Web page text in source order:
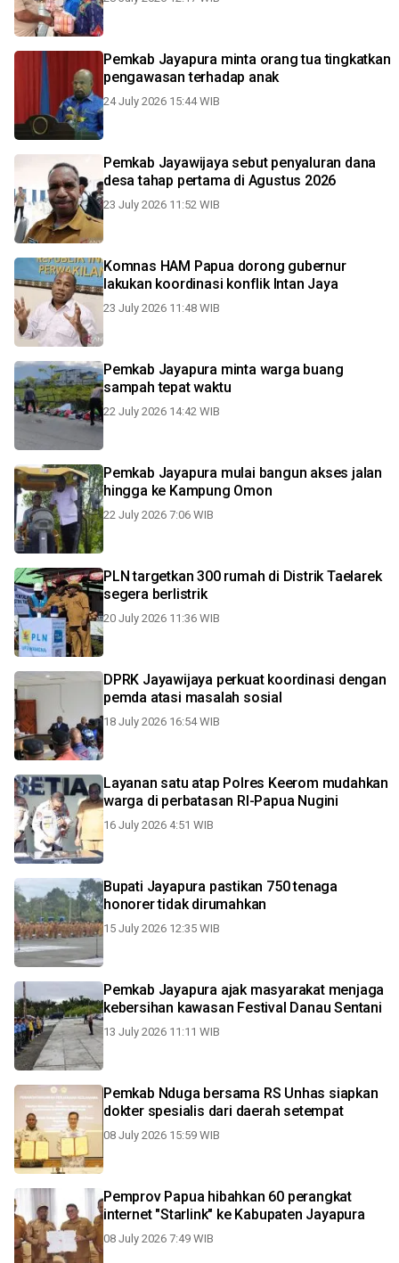
Pemkab Jayapura minta orang tua tingkatkan
pengawasan terhadap anak
24 July 2026 15:44 WIB
Pemkab Jayawijaya sebut penyaluran dana
desa tahap pertama di Agustus 2026
23 July 2026 11:52 WIB
Komnas HAM Papua dorong gubernur
lakukan koordinasi konflik Intan Jaya
23 July 2026 11:48 WIB
Pemkab Jayapura minta warga buang
sampah tepat waktu
22 July 2026 14:42 WIB
Pemkab Jayapura mulai bangun akses jalan
hingga ke Kampung Omon
22 July 2026 7:06 WIB
PLN targetkan 300 rumah di Distrik Taelarek
segera berlistrik
20 July 2026 11:36 WIB
DPRK Jayawijaya perkuat koordinasi dengan
pemda atasi masalah sosial
18 July 2026 16:54 WIB
Layanan satu atap Polres Keerom mudahkan
warga di perbatasan RI-Papua Nugini
16 July 2026 4:51 WIB
Bupati Jayapura pastikan 750 tenaga
honorer tidak dirumahkan
15 July 2026 12:35 WIB
Pemkab Jayapura ajak masyarakat menjaga
kebersihan kawasan Festival Danau Sentani
13 July 2026 11:11 WIB
Pemkab Nduga bersama RS Unhas siapkan
dokter spesialis dari daerah setempat
08 July 2026 15:59 WIB
Pemprov Papua hibahkan 60 perangkat
internet "Starlink" ke Kabupaten Jayapura
08 July 2026 7:49 WIB